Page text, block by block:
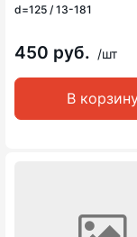
d=125 / 13-181
450 руб. /шт
В